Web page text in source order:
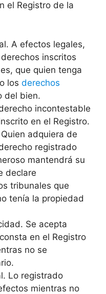
el Registro de la
A efectos legales,
inscritos
que quien tenga
los derechos
del bien.
incontestable
en el Registro.
adquiera de
registrado
mantendrá su
declare
tribunales que
tenía la propiedad
Se acepta
en el Registro
no se
Lo registrado
mientras no